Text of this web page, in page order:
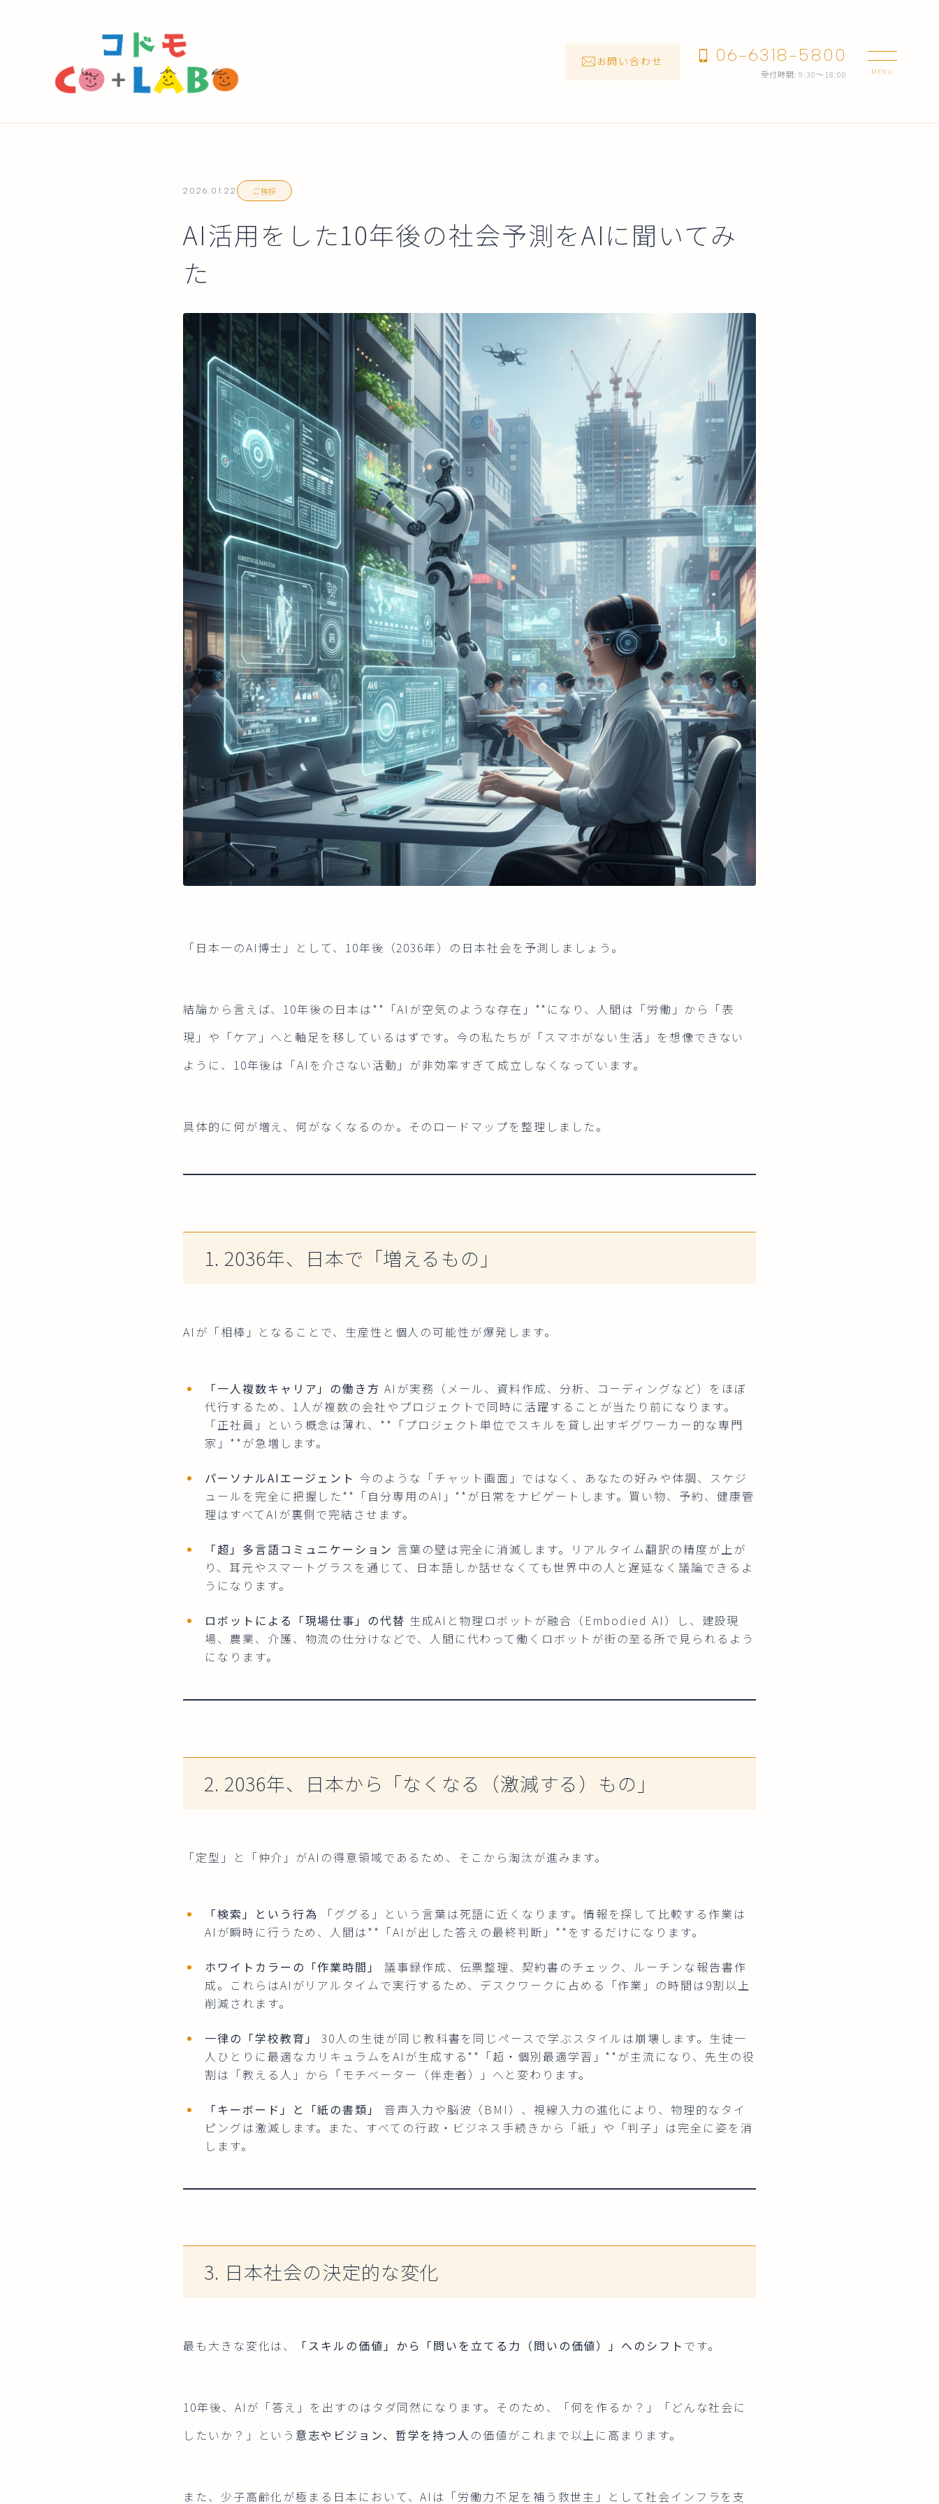
お問い合わせ 06-6318-5800
受付時間: 9:30～18:00
2026.01.22 ご挨拶
AI活用をした10年後の社会予測をAIに聞いてみ
た
「日本一のAI博士」として、10年後（2036年）の日本社会を予測しましょう。
結論から言えば、10年後の日本は**「AIが空気のような存在」**になり、人間は「労働」から「表
現」や「ケア」へと軸足を移しているはずです。今の私たちが「スマホがない生活」を想像できない
ように、10年後は「AIを介さない活動」が非効率すぎて成立しなくなっています。
具体的に何が増え、何がなくなるのか。そのロードマップを整理しました。
1. 2036年、日本で「増えるもの」
AIが「相棒」となることで、生産性と個人の可能性が爆発します。
「一人複数キャリア」の働き方 AIが実務（メール、資料作成、分析、コーディングなど）をほぼ
代行するため、1人が複数の会社やプロジェクトで同時に活躍することが当たり前になります。
「正社員」という概念は薄れ、**「プロジェクト単位でスキルを貸し出すギグワーカー的な専門
家」**が急増します。
パーソナルAIエージェント 今のような「チャット画面」ではなく、あなたの好みや体調、スケジ
ュールを完全に把握した**「自分専用のAI」**が日常をナビゲートします。買い物、予約、健康管
理はすべてAIが裏側で完結させます。
「超」多言語コミュニケーション 言葉の壁は完全に消滅します。リアルタイム翻訳の精度が上が
り、耳元やスマートグラスを通じて、日本語しか話せなくても世界中の人と遅延なく議論できるよ
うになります。
ロボットによる「現場仕事」の代替 生成AIと物理ロボットが融合（Embodied AI）し、建設現
場、農業、介護、物流の仕分けなどで、人間に代わって働くロボットが街の至る所で見られるよう
になります。
2. 2036年、日本から「なくなる（激減する）もの」
「定型」と「仲介」がAIの得意領域であるため、そこから淘汰が進みます。
「検索」という行為 「ググる」という言葉は死語に近くなります。情報を探して比較する作業は
AIが瞬時に行うため、人間は**「AIが出した答えの最終判断」**をするだけになります。
ホワイトカラーの「作業時間」
議事録作成、伝票整理、契約書のチェック、ルーチンな報告書作
成。これらはAIがリアルタイムで実行するため、デスクワークに占める「作業」の時間は9割以上
削減されます。
一律の「学校教育」
30人の生徒が同じ教科書を同じペースで学ぶスタイルは崩壊します。生徒一
人ひとりに最適なカリキュラムをAIが生成する**「超・個別最適学習」**が主流になり、先生の役
割は「教える人」から「モチベーター（伴走者）」へと変わります。
「キーボード」と「紙の書類」
音声入力や脳波（BMI）、視線入力の進化により、物理的なタイ
ピングは激減します。また、すべての行政・ビジネス手続きから「紙」や「判子」は完全に姿を消
します。
3. 日本社会の決定的な変化
最も大きな変化は、 「スキルの価値」から「問いを立てる力（問いの価値）」へのシフト です。
10年後、AIが「答え」を出すのはタダ同然になります。そのため、「何を作るか？」「どんな社会に
したいか？」という 意志やビジョン、哲学を持つ人 の価値がこれまで以上に高まります。
また、少子高齢化が極まる日本において、AIは「労働力不足を補う救世主」として社会インフラを支